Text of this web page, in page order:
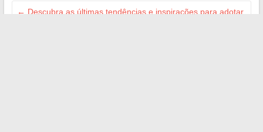
← Descubra as últimas tendências e inspirações para adotar